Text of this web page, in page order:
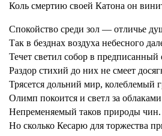
Коль смертию своей Катона он
Спокойство среди зол — отличье
Так в безднах воздуха небесного
Течет светил собор в предписанный
Раздор стихий до них не смеет
Трясется дольний мир, колеблемый
Олимп покоится и светл за
Непременяемый таков природы чин.
Но сколько Кесарю для торжества